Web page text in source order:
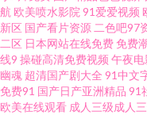
欧美 欧美区二区 影音先锋AV
天电影网高义 性女精品 91传
色性色 1024吃瓜官网入口 91
航 欧美喷水影院 91爱爱视频
新区 国产看片资源 二色吧97
二区 日本网站在线免费 免费
线9 操碰高清免费视频 午夜
幽魂 超清国产剧大全 91中文
免费91 国产日产亚洲精品 91
欧美在线观看 成人三级成人